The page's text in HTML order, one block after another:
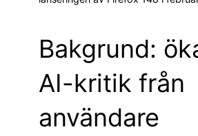
Bakgrund:
AI-kritik från
användare